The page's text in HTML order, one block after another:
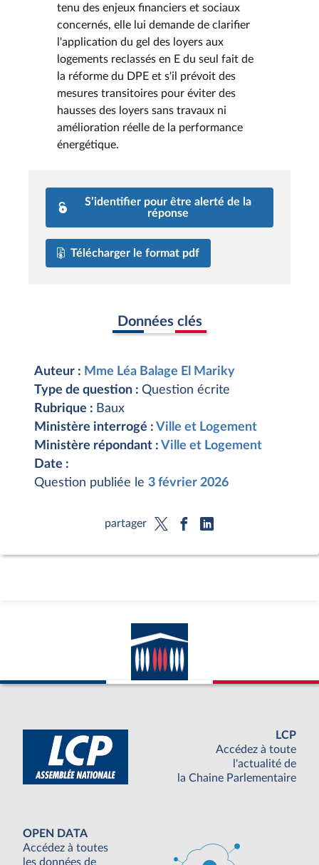
tenu des enjeux financiers et sociaux
concernés, elle lui demande de clarifier
l'application du gel des loyers aux
logements reclassés en E du seul fait de
la réforme du DPE et s'il prévoit des
mesures transitoires pour éviter des
hausses des loyers sans travaux ni
amélioration réelle de la performance
énergétique.
S’identifier pour être alerté de la
réponse
Télécharger le format pdf
Données clés
Auteur : Mme Léa Balage El Mariky
Type de question : Question écrite
Rubrique : Baux
Ministère interrogé : Ville et Logement
Ministère répondant : Ville et Logement
Date :
Question publiée le 3 février 2026
partager
LCP
Accédez à toute
l'actualité de
la Chaine Parlementaire
OPEN DATA
Accédez à toutes
les données de